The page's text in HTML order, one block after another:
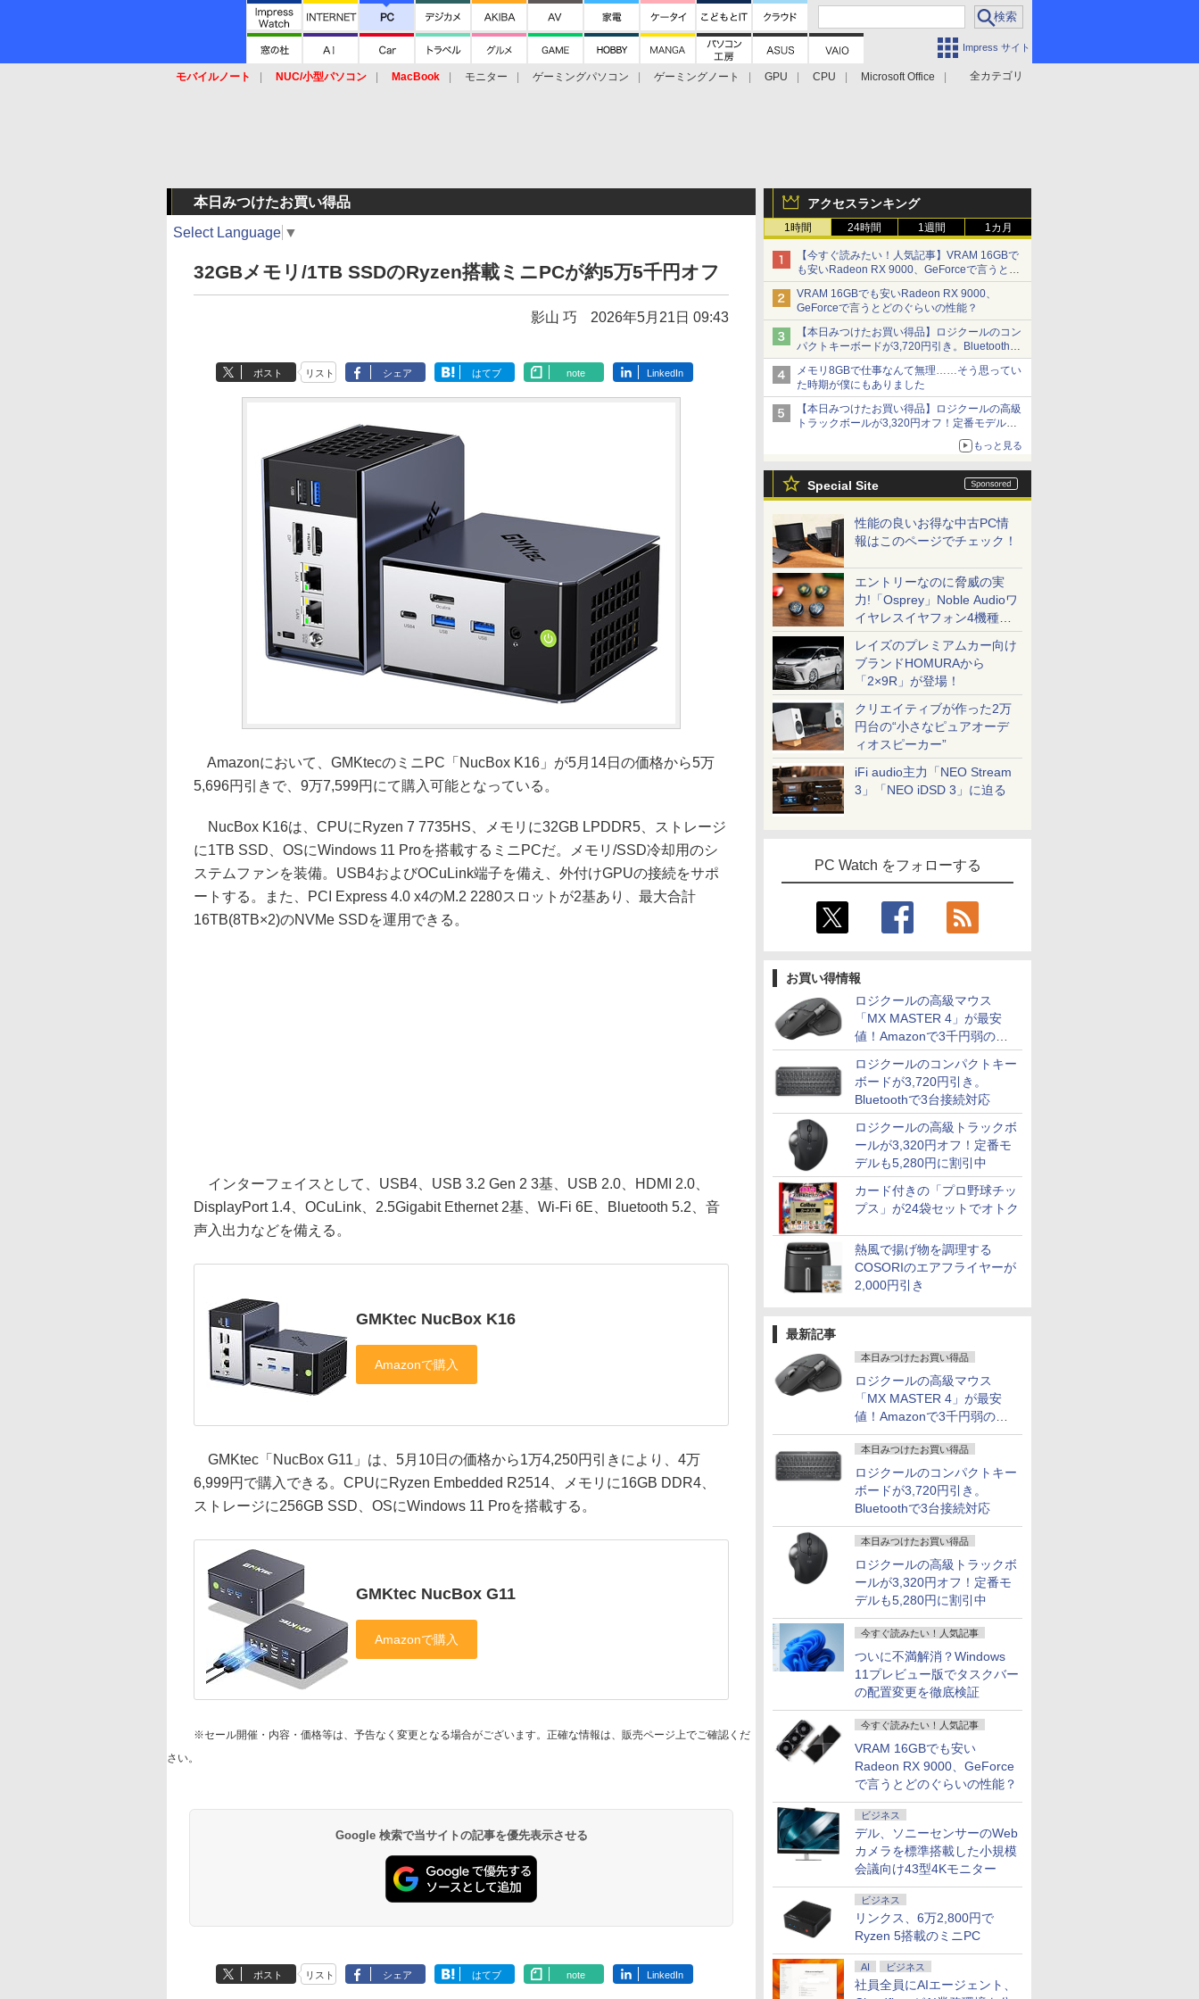
Impress サイト
全カテゴリ
モバイルノート NUC/小型パソコン MacBook モニター ゲーミングパソコン ゲーミングノート GPU CPU
Microsoft Office
アクセスランキング
1時間 24時間 1週間 1カ月
【今すぐ読みたい！人気記事】VRAM 16GBで
も安いRadeon RX 9000、GeForceで言うとど
のぐらいの性能？ - PC Watch
VRAM 16GBでも安いRadeon RX 9000、
GeForceで言うとどのぐらいの性能？
【本日みつけたお買い得品】ロジクールのコン
パクトキーボードが3,720円引き。Bluetoothで3
台接続対応
メモリ8GBで仕事なんて無理……そう思ってい
た時期が僕にもありました
【本日みつけたお買い得品】ロジクールの高級
トラックボールが3,320円オフ！定番モデルも
もっと見る
Special Site
性能の良いお得な中古PC情
報はこのページでチェック！
エントリーなのに脅威の実
力!「Osprey」Noble Audioワ
イヤレスイヤフォン4機種を
一気に聴く
レイズのプレミアムカー向け
ブランドHOMURAから
「2×9R」が登場！
クリエイティブが作った2万
円台の“小さなピュアオーデ
ィオスピーカー”
iFi audio主力「NEO Stream
3」「NEO iDSD 3」に迫る
PC Watch をフォローする
お買い得情報
ロジクールの高級マウス
「MX MASTER 4」が最安
値！Amazonで3千円弱の割
引
ロジクールのコンパクトキー
ボードが3,720円引き。
Bluetoothで3台接続対応
ロジクールの高級トラックボ
ールが3,320円オフ！定番モ
デルも5,280円に割引中
カード付きの「プロ野球チッ
プス」が24袋セットでオトク
熱風で揚げ物を調理する
COSORIのエアフライヤーが
2,000円引き
最新記事
本日みつけたお買い得品
ロジクールの高級マウス
「MX MASTER 4」が最安
値！Amazonで3千円弱の割
引
本日みつけたお買い得品
ロジクールのコンパクトキー
ボードが3,720円引き。
Bluetoothで3台接続対応
本日みつけたお買い得品
ロジクールの高級トラックボ
ールが3,320円オフ！定番モ
デルも5,280円に割引中
今すぐ読みたい！人気記事
ついに不満解消？Windows
11プレビュー版でタスクバー
の配置変更を徹底検証
今すぐ読みたい！人気記事
VRAM 16GBでも安い
Radeon RX 9000、GeForce
で言うとどのぐらいの性能？
ビジネス
デル、ソニーセンサーのWeb
カメラを標準搭載した小規模
会議向け43型4Kモニター
ビジネス
リンクス、6万2,800円で
Ryzen 5搭載のミニPC
AI ビジネス
社員全員にAIエージェント、
本日みつけたお買い得品
Select Language ▼
32GBメモリ/1TB SSDのRyzen搭載ミニPCが約5万5千円オフ
影山 巧 2026年5月21日 09:43
ポスト リスト シェア はてブ note LinkedIn
Amazonにおいて、GMKtecのミニPC「NucBox K16」が5月14日の価格から5万
5,696円引きで、9万7,599円にて購入可能となっている。
NucBox K16は、CPUにRyzen 7 7735HS、メモリに32GB LPDDR5、ストレージ
に1TB SSD、OSにWindows 11 Proを搭載するミニPCだ。メモリ/SSD冷却用のシ
ステムファンを装備。USB4およびOCuLink端子を備え、外付けGPUの接続をサポ
ートする。また、PCI Express 4.0 x4のM.2 2280スロットが2基あり、最大合計
16TB(8TB×2)のNVMe SSDを運用できる。
インターフェイスとして、USB4、USB 3.2 Gen 2 3基、USB 2.0、HDMI 2.0、
DisplayPort 1.4、OCuLink、2.5Gigabit Ethernet 2基、Wi-Fi 6E、Bluetooth 5.2、音
声入出力などを備える。
GMKtec NucBox K16
GMKtec「NucBox G11」は、5月10日の価格から1万4,250円引きにより、4万
6,999円で購入できる。CPUにRyzen Embedded R2514、メモリに16GB DDR4、
ストレージに256GB SSD、OSにWindows 11 Proを搭載する。
GMKtec NucBox G11
※セール開催・内容・価格等は、予告なく変更となる場合がございます。正確な情報は、販売ページ上でご確認くだ
さい。
Google 検索で当サイトの記事を優先表示させる
ポスト リスト シェア はてブ note LinkedIn